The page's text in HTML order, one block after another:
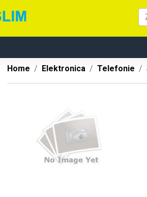
Home Elektronica Telefonie